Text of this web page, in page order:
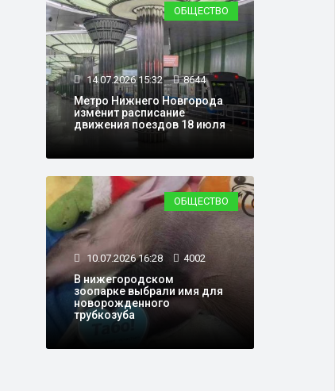
ОБЩЕСТВО
14.07.2026 15:32 8644
Метро Нижнего Новгорода
изменит расписание
движения поездов 18 июля
ОБЩЕСТВО
10.07.2026 16:28 4002
В нижегородском
зоопарке выбрали имя для
новорожденного
трубкозуба